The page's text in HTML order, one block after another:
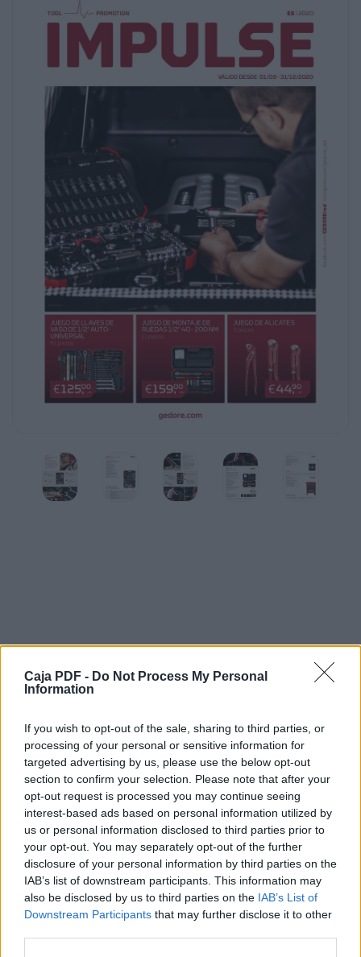
Caja PDF - Do Not Process My Personal
Information
If you wish to opt-out of the sale, sharing to third parties, or
processing of your personal or sensitive information for
targeted advertising by us, please use the below opt-out
section to confirm your selection. Please note that after your
opt-out request is processed you may continue seeing
interest-based ads based on personal information utilized by
us or personal information disclosed to third parties prior to
your opt-out. You may separately opt-out of the further
disclosure of your personal information by third parties on the
IAB’s list of downstream participants. This information may
also be disclosed by us to third parties on the IAB’s List of
Downstream Participants that may further disclose it to other
JUEGO DE MONTAJE DE
RUEDAS 1/2" 40 - 200 NM
JUEGO DE ALICATES
3 piezas
11 piezas
61 piezas
€ 125,00
+ IVA
€ 159,00
+ IVA
€ 44,90
GEDORE BEST CHOICE
taller y en la carretera, está al alcance de la
Los tornillos, tuercas y también las bujías de la
sección 1/2" pueden
controladas utilizando las 61 piezas
del juego de llaves de vaso rojo GEDORE
R69003061. El trinquete reversible
incluido facilita un trabajo seguro y sin
esfuerzo gracias a su sofisticado
mecanismo con 72 dientes y rotación
integrada a derecha e izquierda,
así como mangos ergonómicos de dos
componentes.
La caja compartimentada de plástico
resistente ahorra espacio y
peso manteniendo las cosas ordenadas.
1
Descargar el documento (PDF)
IMPULSE 2020-2.pdf (PDF, 3.9 MB)
Descargar